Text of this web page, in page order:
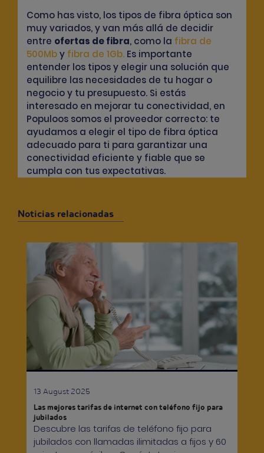
Como has visto, los tipos de fibra óptica son
muy variados, y van más allá de decidir
entre ofertas defibra, como la fibra de
500Mby fibra de 1Gb. Es importante
entender los tipos y elegir una solución que
equilibre las necesidades de tu hogar o
negocio y tu presupuesto. Si estás
interesado en mejorar tu conectividad, en
Populoos somos el proveedor correcto: te
ayudamos a elegir el tipo de fibra óptica
adecuado para ti para garantizar una
conectividad eficiente y fiable que se
cumpla con tus expectativas.
Noticias relacionadas
13 August 2025
Las mejores tarifas de internet con teléfono fijo para
jubilados
Descubre las tarifas de teléfono fijo para
jubilados con llamadas ilimitadas a fijos y 60